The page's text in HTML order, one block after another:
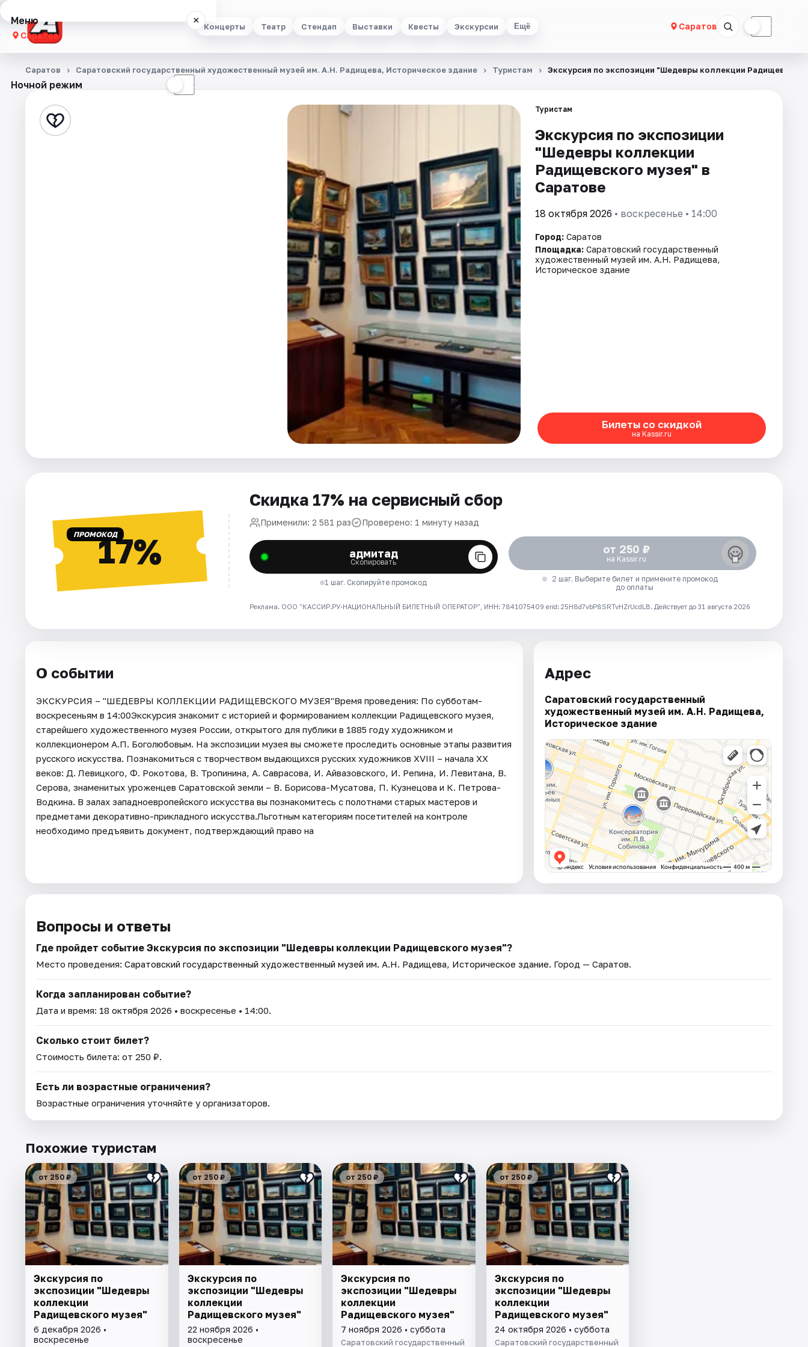
Концерты Театр Стендап Выставки Квесты Экскурсии Ещё Саратов ☾
Меню ×
Саратов
Концерты
Стендап
Ночной режим ☾
Саратов Саратовский государственный художественный музей им. А.Н. Радищева, Историческое здание Туристам Экскурсия по экспозиции "Шедевры коллекции
Туристам
Экскурсия по экспозиции
"Шедевры коллекции
Радищевского музея" в
Саратове
18 октября 2026 • воскресенье • 14:00
Город: Саратов
Площадка: Саратовский государственный
художественный музей им. А.Н. Радищева,
Историческое здание
Билеты со скидкой
на Kassir.ru
ПРОМОКОД17%
Скидка 17% на сервисный сбор
Применили: 2 581 раз Проверено: 1 минуту назад
адмитад
Скопировать
1 шаг. Скопируйте промокод
от 250 ₽
на Kassir.ru
2 шаг. Выберите билет и примените промокод
до оплаты
Реклама. ООО "КАССИР.РУ-НАЦИОНАЛЬНЫЙ БИЛЕТНЫЙ ОПЕРАТОР", ИНН: 7841075409 erid: 25H8d7vbP8SRTvHZrUcdLB. Действует до 31 августа 2026
О событии
ЭКСКУРСИЯ – "ШЕДЕВРЫ КОЛЛЕКЦИИ РАДИЩЕВСКОГО МУЗЕЯ"Время проведения: По субботам-
воскресеньям в 14:00Экскурсия знакомит с историей и формированием коллекции Радищевского музея,
старейшего художественного музея России, открытого для публики в 1885 году художником и
коллекционером А.П. Боголюбовым. На экспозиции музея вы сможете проследить основные этапы развития
русского искусства. Познакомиться с творчеством выдающихся русских художников XVIII – начала XX
веков: Д. Левицкого, Ф. Рокотова, В. Тропинина, А. Саврасова, И. Айвазовского, И. Репина, И. Левитана, В.
Серова, знаменитых уроженцев Саратовской земли – В. Борисова-Мусатова, П. Кузнецова и К. Петрова-
Водкина. В залах западноевропейского искусства вы познакомитесь с полотнами старых мастеров и
предметами декоративно-прикладного искусства.Льготным категориям посетителей на контроле
необходимо предъявить документ, подтверждающий право на
Адрес
Саратовский государственный
художественный музей им. А.Н. Радищева,
Историческое здание
Вопросы и ответы
Где пройдет событие Экскурсия по экспозиции "Шедевры коллекции Радищевского музея"?
Место проведения: Саратовский государственный художественный музей им. А.Н. Радищева, Историческое здание. Город — Саратов.
Когда запланирован событие?
Дата и время: 18 октября 2026 • воскресенье • 14:00.
Сколько стоит билет?
Стоимость билета: от 250 ₽.
Есть ли возрастные ограничения?
Возрастные ограничения уточняйте у организаторов.
Похожие туристам
от 250 ₽
Экскурсия по
экспозиции "Шедевры
коллекции
Радищевского музея"
6 декабря 2026 •
воскресенье
от 250 ₽
Экскурсия по
экспозиции "Шедевры
коллекции
Радищевского музея"
22 ноября 2026 •
воскресенье
от 250 ₽
Экскурсия по
экспозиции "Шедевры
коллекции
Радищевского музея"
7 ноября 2026 • суббота
Саратовский государственный
от 250 ₽
Экскурсия по
экспозиции "Шедевры
коллекции
Радищевского музея"
24 октября 2026 • суббота
Саратовский государственный